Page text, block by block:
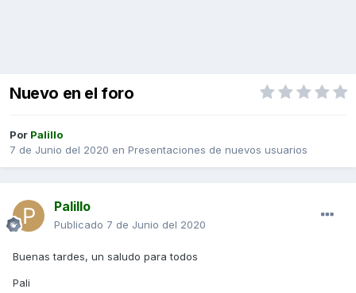
Nuevo en el foro
Por Palillo
7 de Junio del 2020 en Presentaciones de nuevos usuarios
Palillo
Publicado 7 de Junio del 2020
Buenas tardes, un saludo para todos
Pali